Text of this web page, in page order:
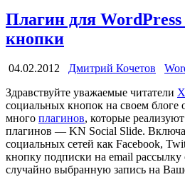
Плагин для
кнопки
04.02.2012 Дмитрий Кочетов
Здравствуйте уважаемые читатели
социальных кнопок на своем блоге
много плагинов, которые
плагинов — KN Social Slide.
социальных сетей как Facebook,
кнопку подписки на email рассылку
случайно выбранную запись на